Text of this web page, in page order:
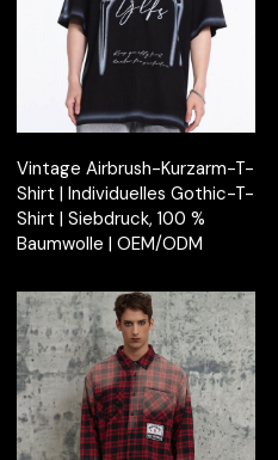
Vintage Airbrush-Kurzarm-T-
Shirt | Individuelles Gothic-T-
Shirt | Siebdruck, 100 %
Baumwolle | OEM/ODM